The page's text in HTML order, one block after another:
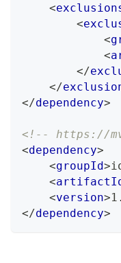
<
<
<
<
</
</
</dependency>
<!-- https://
<dependency>
<groupId>
<
<version>
</dependency>